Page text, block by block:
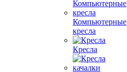
Компьютерные
кресла
Кресла